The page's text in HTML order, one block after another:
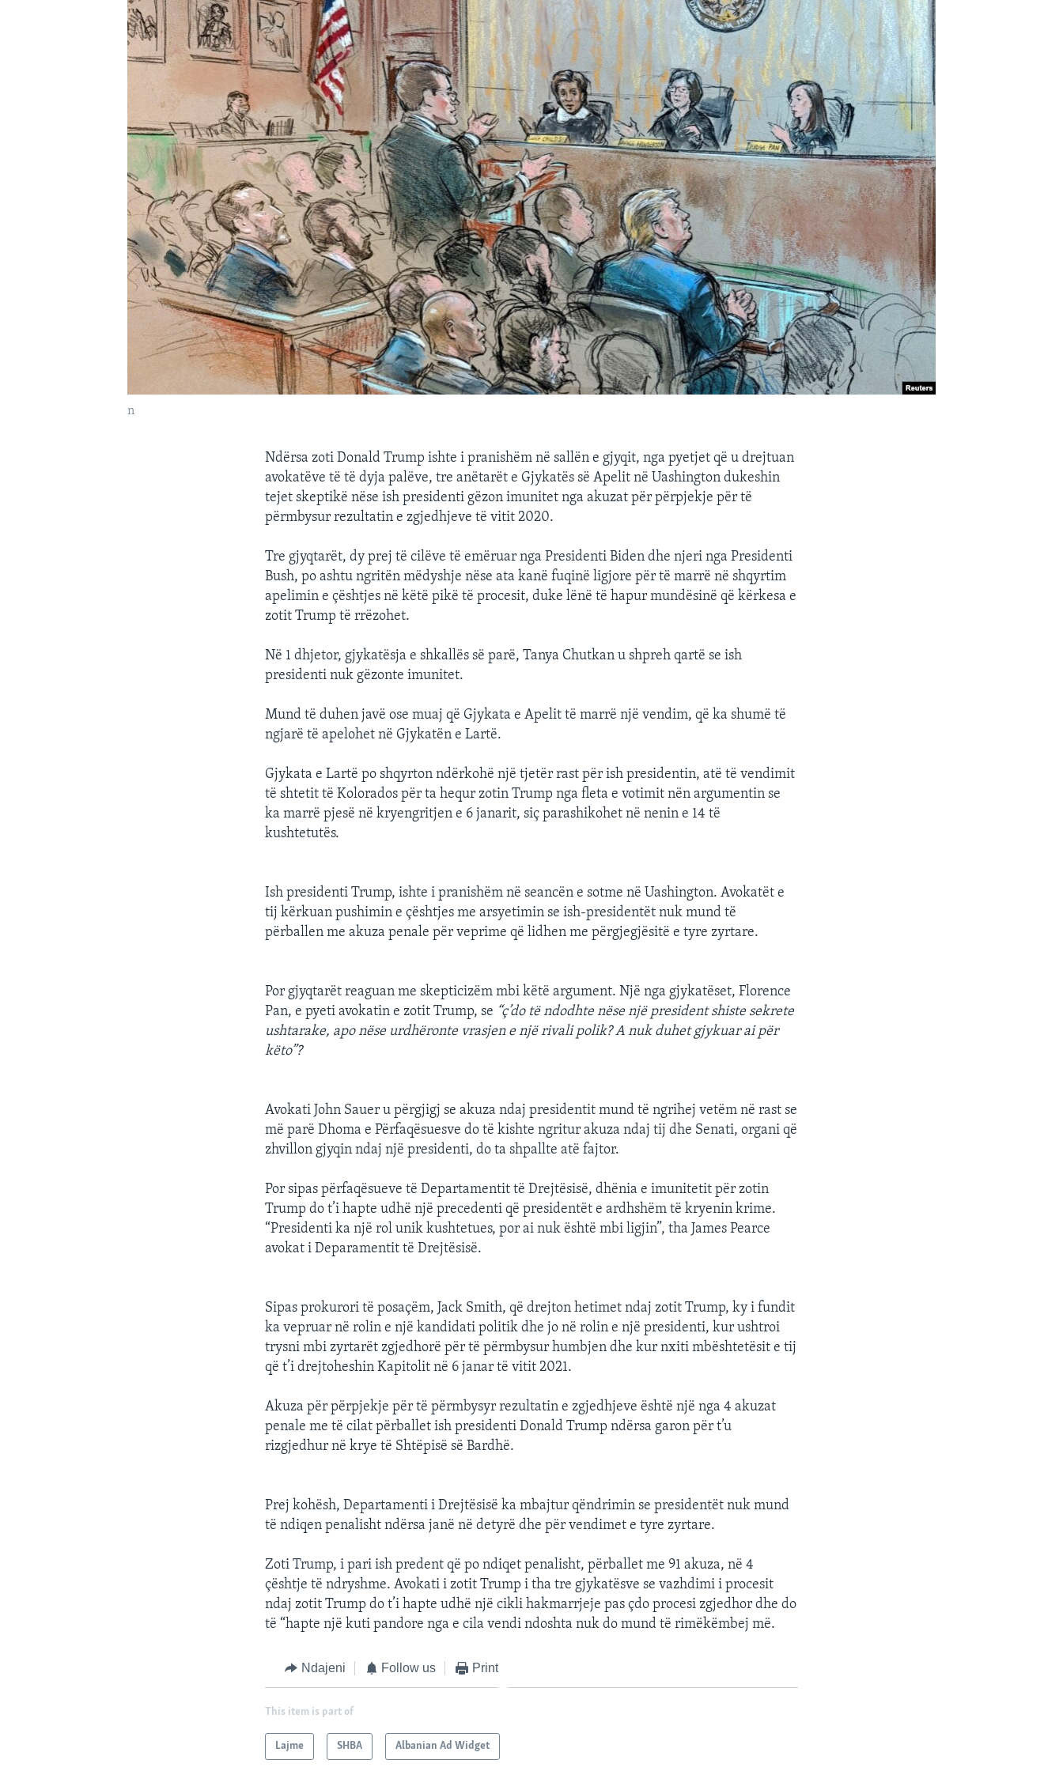
n
Ndërsa zoti Donald Trump ishte i pranishëm në sallën e gjyqit, nga pyetjet që u drejtuan
avokatëve të të dyja palëve, tre anëtarët e Gjykatës së Apelit në Uashington dukeshin
tejet skeptikë nëse ish presidenti gëzon imunitet nga akuzat për përpjekje për të
përmbysur rezultatin e zgjedhjeve të vitit 2020.
Tre gjyqtarët, dy prej të cilëve të emëruar nga Presidenti Biden dhe njeri nga Presidenti
Bush, po ashtu ngritën mëdyshje nëse ata kanë fuqinë ligjore për të marrë në shqyrtim
apelimin e çështjes në këtë pikë të procesit, duke lënë të hapur mundësinë që kërkesa e
zotit Trump të rrëzohet.
Në 1 dhjetor, gjykatësja e shkallës së parë, Tanya Chutkan u shpreh qartë se ish
presidenti nuk gëzonte imunitet.
Mund të duhen javë ose muaj që Gjykata e Apelit të marrë një vendim, që ka shumë të
ngjarë të apelohet në Gjykatën e Lartë.
Gjykata e Lartë po shqyrton ndërkohë një tjetër rast për ish presidentin, atë të vendimit
të shtetit të Kolorados për ta hequr zotin Trump nga fleta e votimit nën argumentin se
ka marrë pjesë në kryengritjen e 6 janarit, siç parashikohet në nenin e 14 të
kushtetutës.
Ish presidenti Trump, ishte i pranishëm në seancën e sotme në Uashington. Avokatët e
tij kërkuan pushimin e çështjes me arsyetimin se ish-presidentët nuk mund të
përballen me akuza penale për veprime që lidhen me përgjegjësitë e tyre zyrtare.
Por gjyqtarët reaguan me skepticizëm mbi këtë argument. Një nga gjykatëset, Florence
Pan, e pyeti avokatin e zotit Trump, se “ç’do të ndodhte nëse një president shiste sekrete
ushtarake, apo nëse urdhëronte vrasjen e një rivali polik? A nuk duhet gjykuar ai për
këto”?
Avokati John Sauer u përgjigj se akuza ndaj presidentit mund të ngrihej vetëm në rast se
më parë Dhoma e Përfaqësuesve do të kishte ngritur akuza ndaj tij dhe Senati, organi që
zhvillon gjyqin ndaj një presidenti, do ta shpallte atë fajtor.
Por sipas përfaqësueve të Departamentit të Drejtësisë, dhënia e imunitetit për zotin
Trump do t’i hapte udhë një precedenti që presidentët e ardhshëm të kryenin krime.
“Presidenti ka një rol unik kushtetues, por ai nuk është mbi ligjin”, tha James Pearce
avokat i Deparamentit të Drejtësisë.
Sipas prokurori të posaçëm, Jack Smith, që drejton hetimet ndaj zotit Trump, ky i fundit
ka vepruar në rolin e një kandidati politik dhe jo në rolin e një presidenti, kur ushtroi
trysni mbi zyrtarët zgjedhorë për të përmbysur humbjen dhe kur nxiti mbështetësit e tij
që t’i drejtoheshin Kapitolit në 6 janar të vitit 2021.
Akuza për përpjekje për të përmbysyr rezultatin e zgjedhjeve është një nga 4 akuzat
penale me të cilat përballet ish presidenti Donald Trump ndërsa garon për t’u
rizgjedhur në krye të Shtëpisë së Bardhë.
Prej kohësh, Departamenti i Drejtësisë ka mbajtur qëndrimin se presidentët nuk mund
të ndiqen penalisht ndërsa janë në detyrë dhe për vendimet e tyre zyrtare.
Zoti Trump, i pari ish predent që po ndiqet penalisht, përballet me 91 akuza, në 4
çështje të ndryshme. Avokati i zotit Trump i tha tre gjykatësve se vazhdimi i procesit
ndaj zotit Trump do t’i hapte udhë një cikli hakmarrjeje pas çdo procesi zgjedhor dhe do
të “hapte një kuti pandore nga e cila vendi ndoshta nuk do mund të rimëkëmbej më.
Ndajeni Follow us Print
This item is part of
Lajme SHBA Albanian Ad Widget